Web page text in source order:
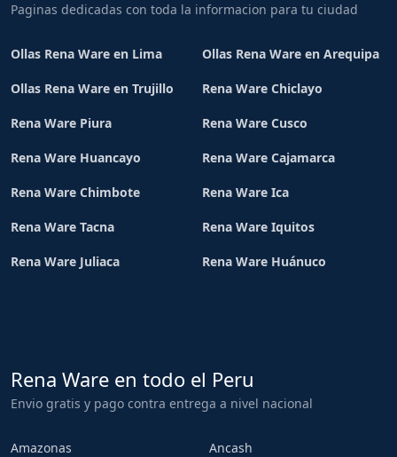
Paginas dedicadas con toda la informacion para tu ciudad
Ollas Rena Ware en Lima Ollas Rena Ware en Arequipa
Ollas Rena Ware en Trujillo Rena Ware Chiclayo
Rena Ware Piura Rena Ware Cusco
Rena Ware Huancayo Rena Ware Cajamarca
Rena Ware Chimbote Rena Ware Ica
Rena Ware Tacna Rena Ware Iquitos
Rena Ware Juliaca Rena Ware Huánuco
Rena Ware en todo el Peru
Envio gratis y pago contra entrega a nivel nacional
Amazonas
Ancash